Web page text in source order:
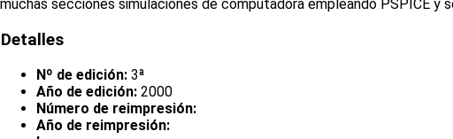
muchas secciones simulaciones de computadora empleando PSPICE y
Detalles
Nº de edición: 3ª
Año de edición: 2000
Número de reimpresión:
Año de reimpresión: